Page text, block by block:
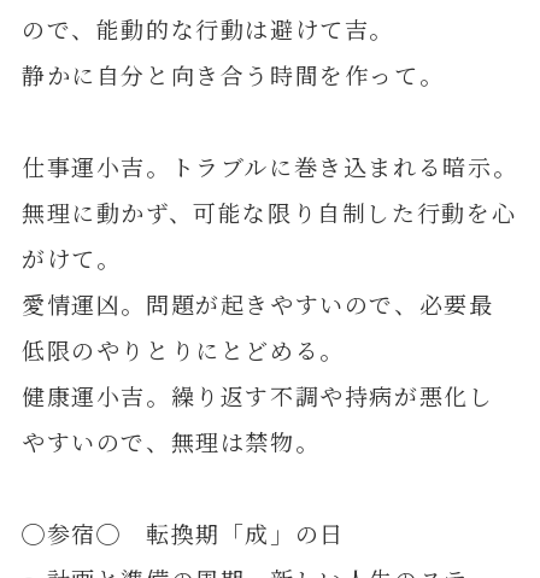
ので、能動的な行動は避けて吉。
静かに自分と向き合う時間を作って。
仕事運小吉。トラブルに巻き込まれる暗示。
無理に動かず、可能な限り自制した行動を心
がけて。
愛情運凶。問題が起きやすいので、必要最
低限のやりとりにとどめる。
健康運小吉。繰り返す不調や持病が悪化し
やすいので、無理は禁物。
◯参宿◯ 転換期「成」の日